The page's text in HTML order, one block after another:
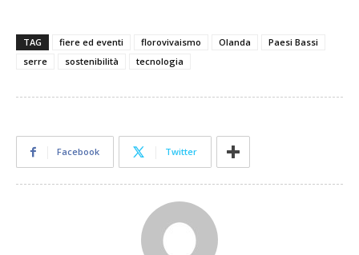
TAG fiere ed eventi florovivaismo Olanda
Paesi Bassi
serre
sostenibilità tecnologia
Facebook Twitter